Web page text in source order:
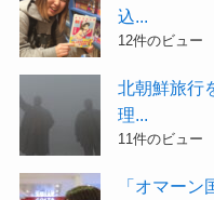
込...
12件のビュー
北朝鮮旅行
理...
11件のビュー
「オマー